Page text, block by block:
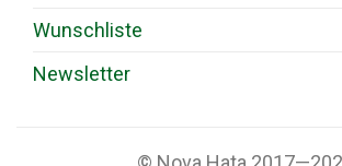
Wunschliste
Newsletter